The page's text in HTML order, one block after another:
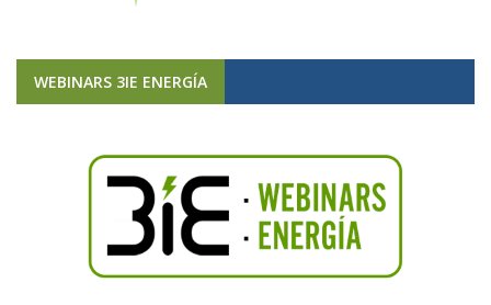
WEBINARS 3IE ENERGÍA